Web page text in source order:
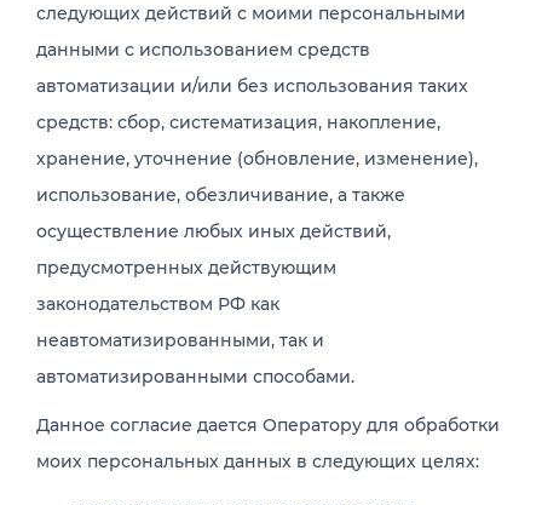
следующих действий с моими персональными
данными с использованием средств
автоматизации и/или без использования таких
средств: сбор, систематизация, накопление,
хранение, уточнение (обновление, изменение),
использование, обезличивание, а также
осуществление любых иных действий,
предусмотренных действующим
законодательством РФ как
неавтоматизированными, так и
автоматизированными способами.
Данное согласие дается Оператору для обработки
моих персональных данных в следующих целях: